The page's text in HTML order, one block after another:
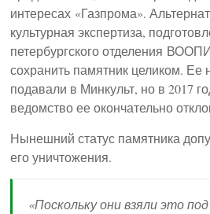
интересах «Газпрома».
культурная экспертиза,
петербургского отделения
сохранить памятник целиком. Ее
подавали в Минкульт, но в 2017
ведомство ее окончательно
Нынешний статус памятника
его уничтожения.
«Поскольку они взяли это